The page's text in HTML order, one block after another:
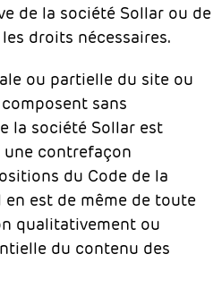
de la société Sollar ou de
droits nécessaires.
ou partielle du site ou
sans
la société Sollar est
contrefaçon
du Code de la
est de même de toute
qualitativement ou
du contenu des